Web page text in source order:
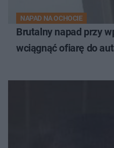
NAPAD NA OCHOCIE
Brutalny napad przy
wciągnąć ofiarę do